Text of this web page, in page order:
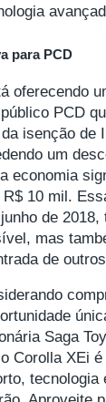
para PCD
oferecendo
PCD
isenção de
um
economia
10 mil.
de
mas
de
Saga
Corolla XEi
tecnologia